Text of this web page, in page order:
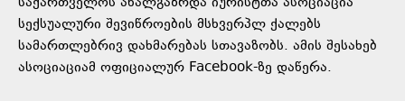
სექსუალური შევიწროების მსხვერპლ ქალებს
სამართლებრივ დახმარებას სთავაზობს. ამის შესახებ
ასოციაციამ ოფიციალურ Facebook-ზე დაწერა.